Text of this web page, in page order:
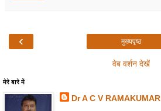
‹ मुख्यपृष्ठ
वेब वर्शन देखें
मेरे बारे में
Dr A C V RAMAKUMAR